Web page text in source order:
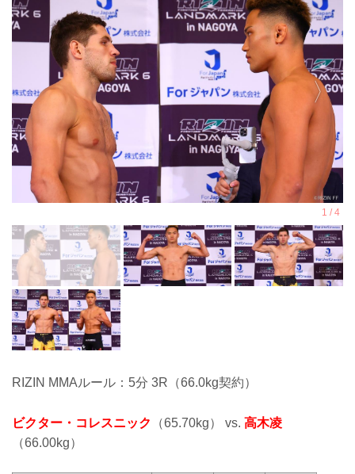
RIZIN MMAルール：5分 3R（66.0kg契約）
ビクター・コレスニック （65.70kg） vs. 高木凌
（66.00kg）